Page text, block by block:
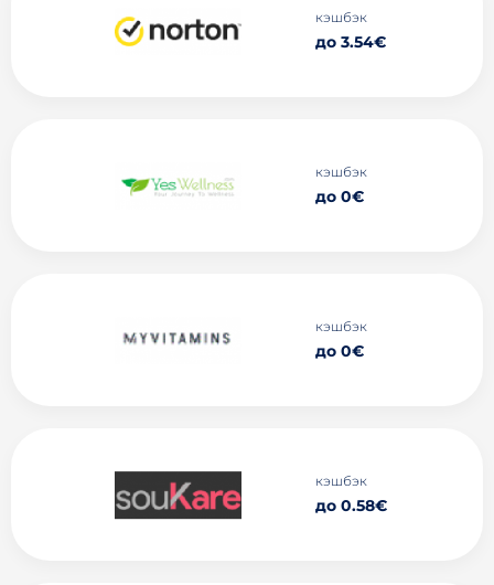
кэшбэк
до 3.54€
кэшбэк
до 0€
кэшбэк
до 0€
кэшбэк
до 0.58€